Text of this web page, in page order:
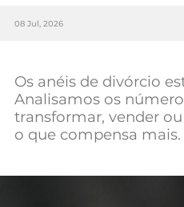
Tecnologia
Negócios
Mundial
08 Jul, 2026
Os anéis de divórcio
Analisamos os
transformar, vender
o que compensa mais.